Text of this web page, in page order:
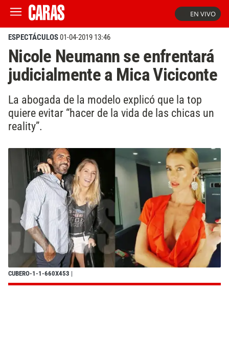
EN VIVO
ESPECTÁCULOS01-04-2019 13:46
Nicole Neumann se enfrentará
judicialmente a Mica Viciconte
La abogada de la modelo explicó que la top
quiere evitar “hacer de la vida de las chicas un
reality”.
CUBERO-1-1-660X453 |